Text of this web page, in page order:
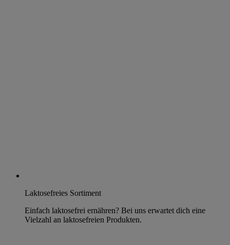
Laktosefreies Sortiment
Einfach laktosefrei ernähren? Bei uns erwartet dich eine
Vielzahl an laktosefreien Produkten.